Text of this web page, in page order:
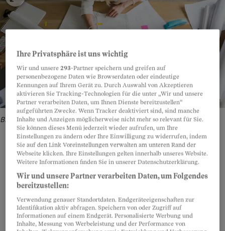
Bild: Getty Images
Artikel teilen
Unter Umständen. Grundsätzlich ist es nämlich
der Arbeitgeber, der den Ferienzeitpunkt
bestimmt - wobei er immerhin auf die Wünsche
Ihre Privatsphäre ist uns wichtig
Wir und unsere293-Partner speichern und greifen auf
personenbezogene Daten wie Browserdaten oder eindeutige
Kennungen auf Ihrem Gerät zu. Durch Auswahl von Akzeptieren
aktivieren Sie Tracking-Technologien für die unter „Wir und unsere
Partner verarbeiten Daten, um Ihnen Dienste bereitzustellen“
aufgeführten Zwecke. Wenn Tracker deaktiviert sind, sind manche
Inhalte und Anzeigen möglicherweise nicht mehr so relevant für Sie.
Sie können dieses Menü jederzeit wieder aufrufen, um Ihre
Einstellungen zu ändern oder Ihre Einwilligung zu widerrufen, indem
Sie auf den Link Voreinstellungen verwalten am unteren Rand der
Webseite klicken. Ihre Einstellungen gelten innerhalb unseres Website.
Weitere Informationen finden Sie in unserer Datenschutzerklärung.
Wir und unsere Partner verarbeiten Daten, um Folgendes
bereitzustellen:
Verwendung genauer Standortdaten. Endgeräteeigenschaften zur
Identifikation aktiv abfragen. Speichern von oder Zugriff auf
Informationen auf einem Endgerät. Personalisierte Werbung und
Inhalte, Messung von Werbeleistung und der Performance von